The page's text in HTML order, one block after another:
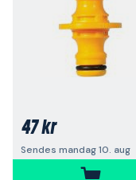
47 kr
Sendes mandag 10. aug